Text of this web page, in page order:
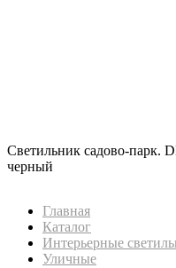
Светильник садово-парк.
черный
Главная
Каталог
Интерьерные
Уличные